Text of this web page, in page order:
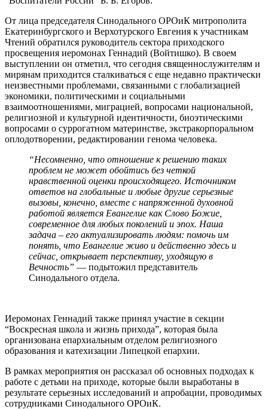
От лица председателя Синодального ОРОиК митрополита
Екатеринбургского и Верхотурского Евгения к участникам
Чтений обратился руководитель сектора приходского
просвещения иеромонах Геннадий (Войтишко). В своем
выступлении он отметил, что сегодня священнослужителям и
мирянам приходится сталкиваться с еще недавно практически
неизвестными проблемами, связанными с глобализацией
экономики, политическими и социальными
взаимоотношениями, миграцией, вопросами национальной,
религиозной и культурной идентичности, биоэтическими
вопросами о суррогатном материнстве, экстракорпоральном
оплодотворении, редактировании генома человека.
“Несомненно, что отношение к решению таких
проблем не может обойтись без четкой
нравственной оценки происходящего. Источником
ответов на глобальные и любые другие серьезные
вызовы, конечно, вместе с напряженной духовной
работой является Евангелие как Слово Божие,
современное для любых поколений и эпох. Наша
задача – его актуализировать людям: помочь им
понять, что Евангелие живо и действенно здесь и
сейчас, открывает перспективу, уходящую в
Вечность” — подытожил представитель
Синодального отдела.
Иеромонах Геннадий также принял участие в секции
“Воскресная школа и жизнь прихода”, которая была
организована епархиальным отделом религиозного
образования и катехизации Липецкой епархии.
В рамках мероприятия он рассказал об основных подходах к
работе с детьми на приходе, которые были выработаны в
результате серьезных исследований и апробации, проводимых
сотрудниками Синодального ОРОиК.